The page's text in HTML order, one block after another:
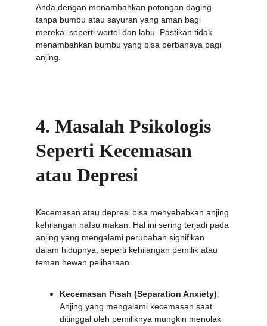
Anda dengan menambahkan potongan daging
tanpa bumbu atau sayuran yang aman bagi
mereka, seperti wortel dan labu. Pastikan tidak
menambahkan bumbu yang bisa berbahaya bagi
anjing.
4. Masalah Psikologis
Seperti Kecemasan
atau Depresi
Kecemasan atau depresi bisa menyebabkan anjing
kehilangan nafsu makan. Hal ini sering terjadi pada
anjing yang mengalami perubahan signifikan
dalam hidupnya, seperti kehilangan pemilik atau
teman hewan peliharaan.
Kecemasan Pisah (Separation Anxiety):
Anjing yang mengalami kecemasan saat
ditinggal oleh pemiliknya mungkin menolak